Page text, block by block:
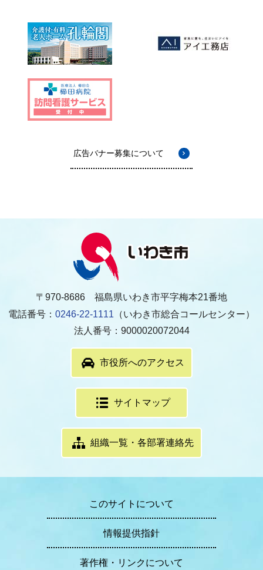
広告バナー募集について
〒970-8686 福島県いわき市平字梅本21番地
電話番号： 0246-22-1111 （いわき市総合コールセンター）
法人番号：9000020072044
市役所へのアクセス
サイトマップ
組織一覧・各部署連絡先
このサイトについて
情報提供指針
著作権・リンクについて